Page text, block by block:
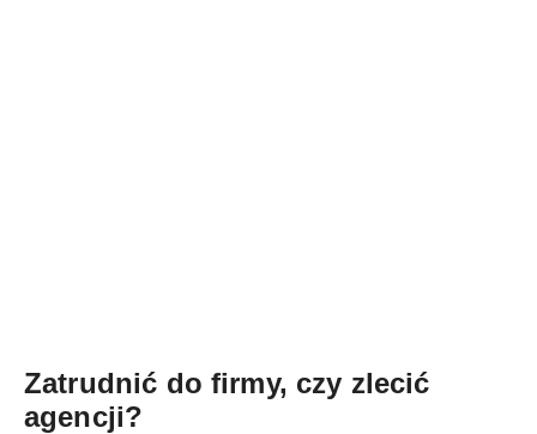
Zatrudnić do firmy, czy zlecić
agencji?